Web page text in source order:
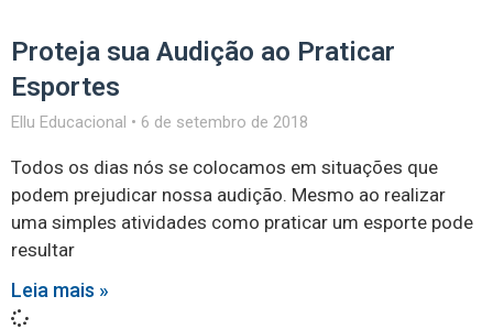
Proteja sua Audição ao Praticar
Esportes
Ellu Educacional 6 de setembro de 2018
Todos os dias nós se colocamos em situações que
podem prejudicar nossa audição. Mesmo ao realizar
uma simples atividades como praticar um esporte pode
resultar
Leia mais »